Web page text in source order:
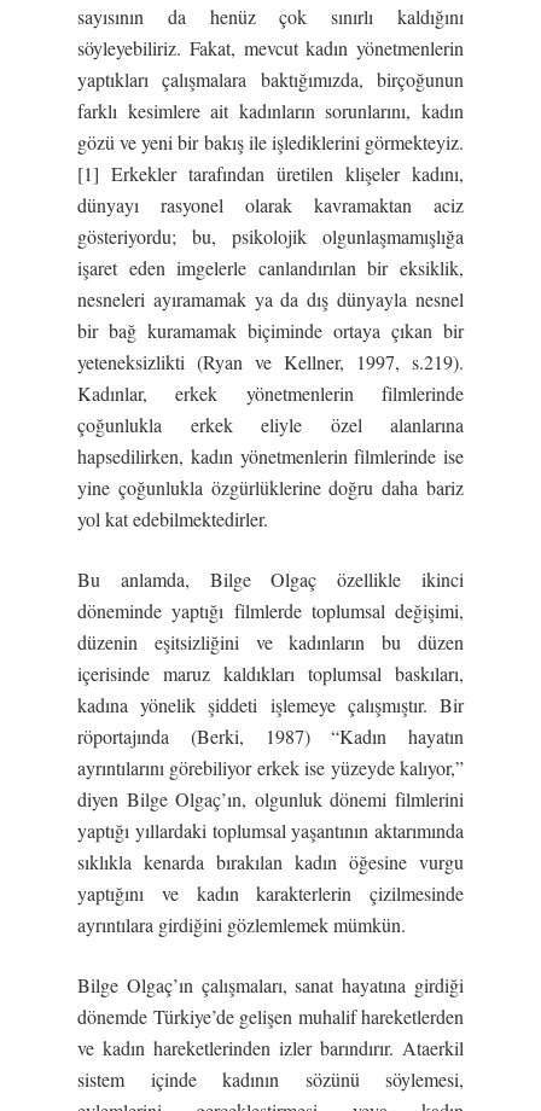
sayısının da henüz çok sınırlı kaldığını
söyleyebiliriz. Fakat, mevcut kadın yönetmenlerin
yaptıkları çalışmalara baktığımızda, birçoğunun
farklı kesimlere ait kadınların sorunlarını, kadın
gözü ve yeni bir bakış ile işlediklerini görmekteyiz.
[1] Erkekler tarafından üretilen klişeler kadını,
dünyayı rasyonel olarak kavramaktan aciz
gösteriyordu; bu, psikolojik olgunlaşmamışlığa
işaret eden imgelerle canlandırılan bir eksiklik,
nesneleri ayıramamak ya da dış dünyayla nesnel
bir bağ kuramamak biçiminde ortaya çıkan bir
yeteneksizlikti (Ryan ve Kellner, 1997, s.219).
Kadınlar, erkek yönetmenlerin filmlerinde
çoğunlukla erkek eliyle özel alanlarına
hapsedilirken, kadın yönetmenlerin filmlerinde ise
yine çoğunlukla özgürlüklerine doğru daha bariz
yol kat edebilmektedirler.
Bu anlamda, Bilge Olgaç özellikle ikinci
döneminde yaptığı filmlerde toplumsal değişimi,
düzenin eşitsizliğini ve kadınların bu düzen
içerisinde maruz kaldıkları toplumsal baskıları,
kadına yönelik şiddeti işlemeye çalışmıştır. Bir
röportajında (Berki, 1987) “Kadın hayatın
ayrıntılarını görebiliyor erkek ise yüzeyde kalıyor,”
diyen Bilge Olgaç’ın, olgunluk dönemi filmlerini
yaptığı yıllardaki toplumsal yaşantının aktarımında
sıklıkla kenarda bırakılan kadın öğesine vurgu
yaptığını ve kadın karakterlerin çizilmesinde
ayrıntılara girdiğini gözlemlemek mümkün.
Bilge Olgaç’ın çalışmaları, sanat hayatına girdiği
dönemde Türkiye’de gelişen muhalif hareketlerden
ve kadın hareketlerinden izler barındırır. Ataerkil
sistem içinde kadının sözünü söylemesi,